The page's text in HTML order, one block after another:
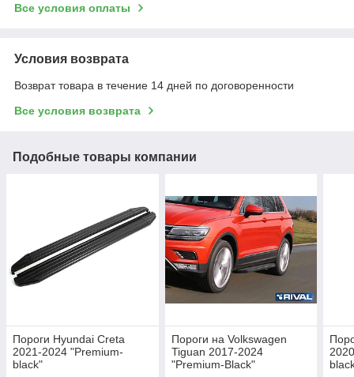
Все условия оплаты
Условия возврата
Возврат товара в течение 14 дней по договоренности
Все условия возврата
Подобные товары компании
Пороги Hyundai Creta
2021-2024 "Premium-
black"
Пороги на Volkswagen
Tiguan 2017-2024
"Premium-Black"